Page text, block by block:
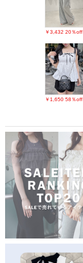
￥3,432 20％off
￥1,650 58％off